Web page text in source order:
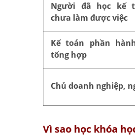
Người đã học kế
chưa làm được việc
Kế toán phần
tổng hợp
Chủ doanh nghiệp,
Vì sao học khóa